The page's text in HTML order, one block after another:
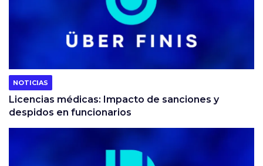
NOTICIAS
Licencias médicas: Impacto de sanciones y
despidos en funcionarios